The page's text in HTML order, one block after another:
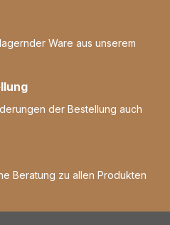
Ware aus unserem
der Bestellung auch
Beratung zu allen Produkten